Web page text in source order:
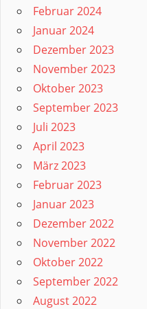
Februar 2024
Januar 2024
Dezember 2023
November 2023
Oktober 2023
September 2023
Juli 2023
April 2023
März 2023
Februar 2023
Januar 2023
Dezember 2022
November 2022
Oktober 2022
September 2022
August 2022